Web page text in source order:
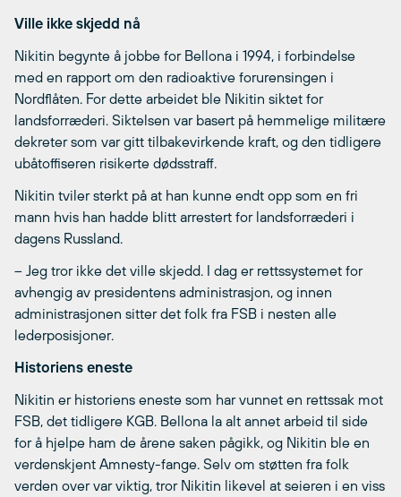
Ville ikke skjedd nå
Nikitin begynte å jobbe for Bellona i 1994, i forbindelse
med en rapport om den radioaktive forurensingen i
Nordflåten. For dette arbeidet ble Nikitin siktet for
landsforræderi. Siktelsen var basert på hemmelige militære
dekreter som var gitt tilbakevirkende kraft, og den tidligere
ubåtoffiseren risikerte dødsstraff.
Nikitin tviler sterkt på at han kunne endt opp som en fri
mann hvis han hadde blitt arrestert for landsforræderi i
dagens Russland.
– Jeg tror ikke det ville skjedd. I dag er rettssystemet for
avhengig av presidentens administrasjon, og innen
administrasjonen sitter det folk fra FSB i nesten alle
lederposisjoner.
Historiens eneste
Nikitin er historiens eneste som har vunnet en rettssak mot
FSB, det tidligere KGB. Bellona la alt annet arbeid til side
for å hjelpe ham de årene saken pågikk, og Nikitin ble en
verdenskjent Amnesty-fange. Selv om støtten fra folk
verden over var viktig, tror Nikitin likevel at seieren i en viss